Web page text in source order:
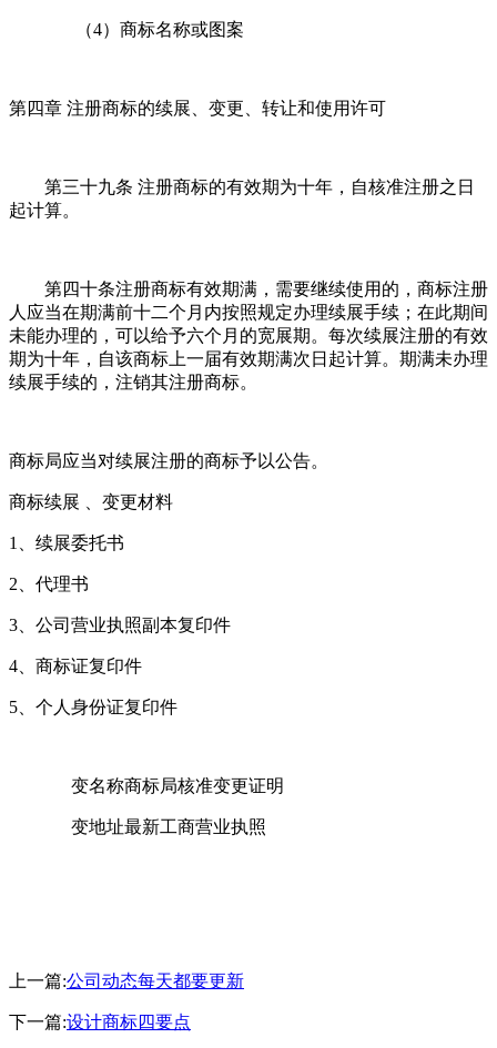
（4）商标名称或图案
第四章 注册商标的续展、变更、转让和使用许可
第三十九条 注册商标的有效期为十年，自核准注册之日
起计算。
第四十条注册商标有效期满，需要继续使用的，商标注册
人应当在期满前十二个月内按照规定办理续展手续；在此期间
未能办理的，可以给予六个月的宽展期。每次续展注册的有效
期为十年，自该商标上一届有效期满次日起计算。期满未办理
续展手续的，注销其注册商标。
商标局应当对续展注册的商标予以公告。
商标续展 、变更材料
1、续展委托书
2、代理书
3、公司营业执照副本复印件
4、商标证复印件
5、个人身份证复印件
变名称商标局核准变更证明
变地址最新工商营业执照
上一篇:公司动态每天都要更新
下一篇:设计商标四要点